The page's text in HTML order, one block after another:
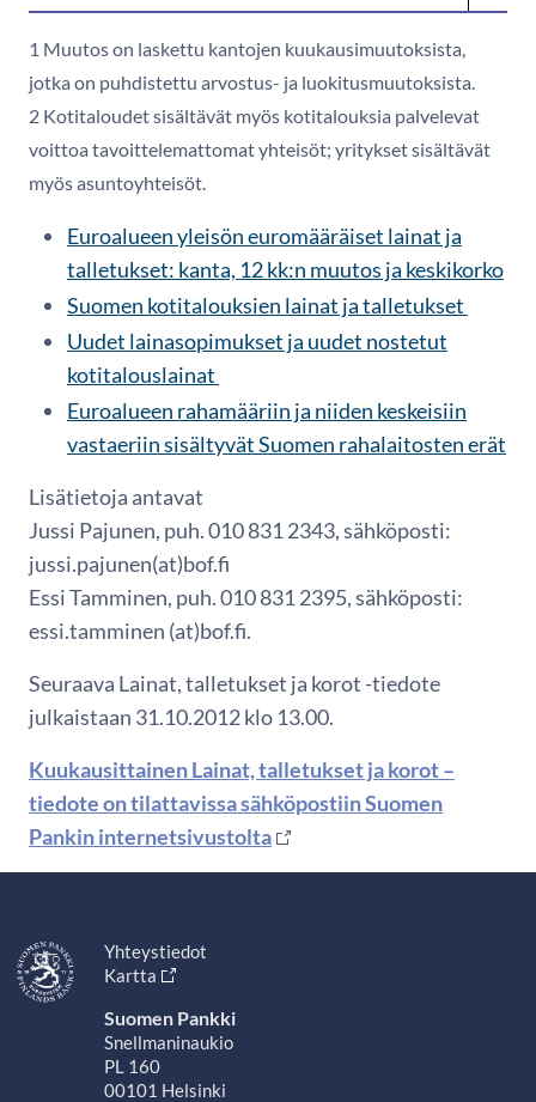
1 Muutos on laskettu kantojen kuukausimuutoksista,
jotka on puhdistettu arvostus- ja luokitusmuutoksista.
2 Kotitaloudet sisältävät myös kotitalouksia palvelevat
voittoa tavoittelemattomat yhteisöt; yritykset sisältävät
myös asuntoyhteisöt.
Euroalueen yleisön euromääräiset lainat ja
talletukset: kanta, 12 kk:n muutos ja keskikorko
Suomen kotitalouksien lainat ja talletukset
Uudet lainasopimukset ja uudet nostetut
kotitalouslainat
Euroalueen rahamääriin ja niiden keskeisiin
vastaeriin sisältyvät Suomen rahalaitosten erät
Lisätietoja antavat
Jussi Pajunen, puh. 010 831 2343, sähköposti:
jussi.pajunen(at)bof.fi
Essi Tamminen, puh. 010 831 2395, sähköposti:
essi.tamminen (at)bof.fi.
Seuraava Lainat, talletukset ja korot -tiedote
julkaistaan 31.10.2012 klo 13.00.
Kuukausittainen Lainat, talletukset ja korot –
tiedote on tilattavissa sähköpostiin Suomen
Pankin internetsivustolta
Yhteystiedot
Kartta
Suomen Pankki
Snellmaninaukio
PL 160
00101 Helsinki